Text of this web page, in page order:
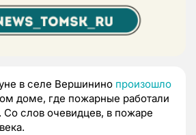
в селе Вершинино произошло
доме, где пожарные работали
Со слов очевидцев, в пожаре